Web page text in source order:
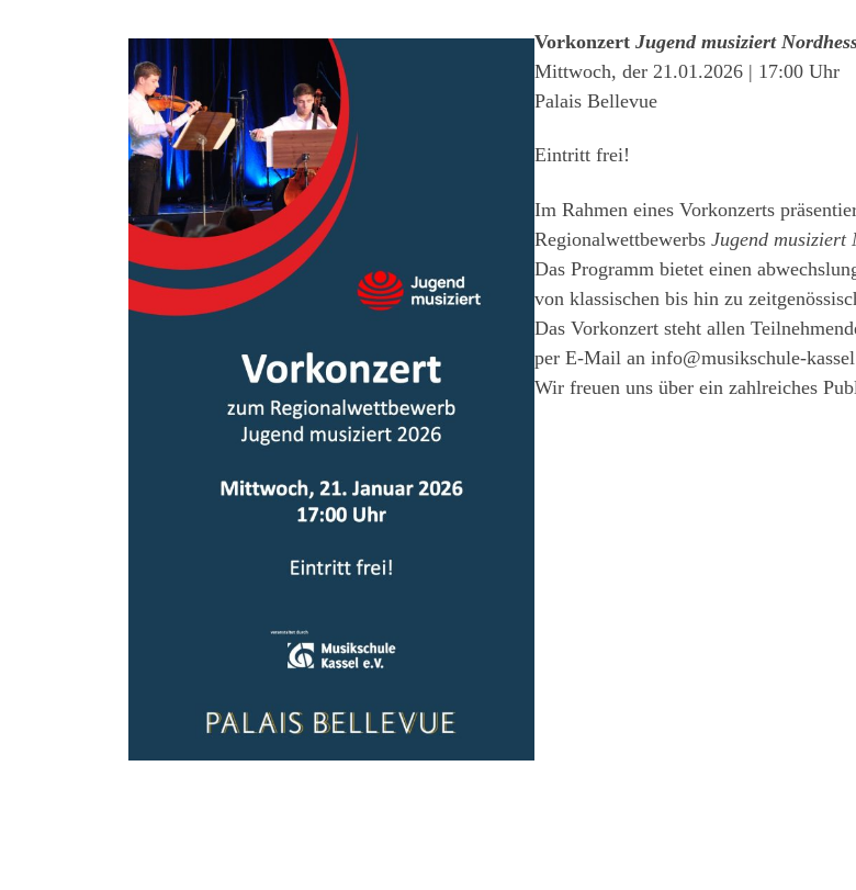
Vorkonzert Jugend musiziert
Mittwoch, der 21.01.2026 | 17:00 Uhr
Palais Bellevue
Eintritt frei!
Im Rahmen eines Vorkonzerts
Regionalwettbewerbs Jugend musiziert
Das Programm bietet einen
von klassischen bis hin zu
Das Vorkonzert steht allen
per E-Mail an info@musikschule-
Wir freuen uns über ein zahlreiches